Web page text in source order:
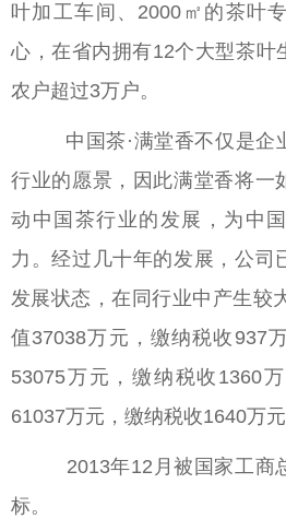
叶加工车间、2000㎡的茶叶
心，在省内拥有12个大型茶叶
农户超过3万户。
中国茶·满堂香不仅是企
行业的愿景，因此满堂香将一
动中国茶行业的发展，为中
力。经过几十年的发展，公司
发展状态，在同行业中产生较
值37038万元，缴纳税收937
53075万元，缴纳税收1360
61037万元，缴纳税收1640万元
2013年12月被国家工商总
标。